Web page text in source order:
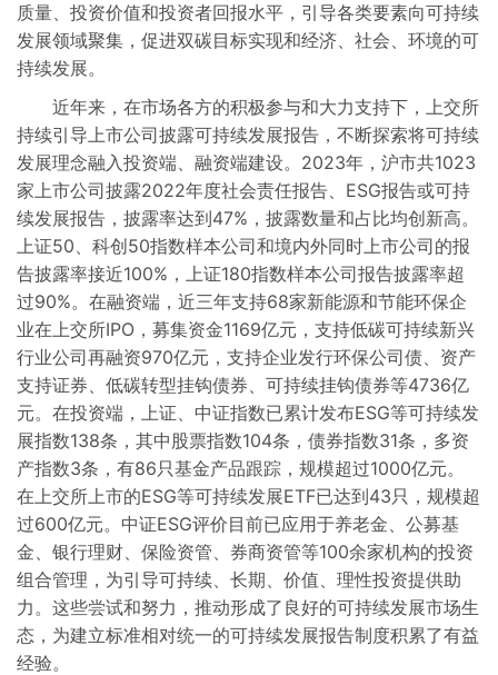
质量、投资价值和投资者回报水平，引导各类要素向可持续
发展领域聚集，促进双碳目标实现和经济、社会、环境的可
持续发展。
近年来，在市场各方的积极参与和大力支持下，上交所
持续引导上市公司披露可持续发展报告，不断探索将可持续
发展理念融入投资端、融资端建设。2023年，沪市共1023
家上市公司披露2022年度社会责任报告、ESG报告或可持
续发展报告，披露率达到47%，披露数量和占比均创新高。
上证50、科创50指数样本公司和境内外同时上市公司的报
告披露率接近100%，上证180指数样本公司报告披露率超
过90%。在融资端，近三年支持68家新能源和节能环保企
业在上交所IPO，募集资金1169亿元，支持低碳可持续新兴
行业公司再融资970亿元，支持企业发行环保公司债、资产
支持证券、低碳转型挂钩债券、可持续挂钩债券等4736亿
元。在投资端，上证、中证指数已累计发布ESG等可持续发
展指数138条，其中股票指数104条，债券指数31条，多资
产指数3条，有86只基金产品跟踪，规模超过1000亿元。
在上交所上市的ESG等可持续发展ETF已达到43只，规模超
过600亿元。中证ESG评价目前已应用于养老金、公募基
金、银行理财、保险资管、券商资管等100余家机构的投资
组合管理，为引导可持续、长期、价值、理性投资提供助
力。这些尝试和努力，推动形成了良好的可持续发展市场生
态，为建立标准相对统一的可持续发展报告制度积累了有益
经验。